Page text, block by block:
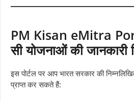
PM Kisan eMitra
सी योजनाओं की जानकारी
इस पोर्टल पर आप भारत सरकार की
प्राप्त कर सकते हैं: